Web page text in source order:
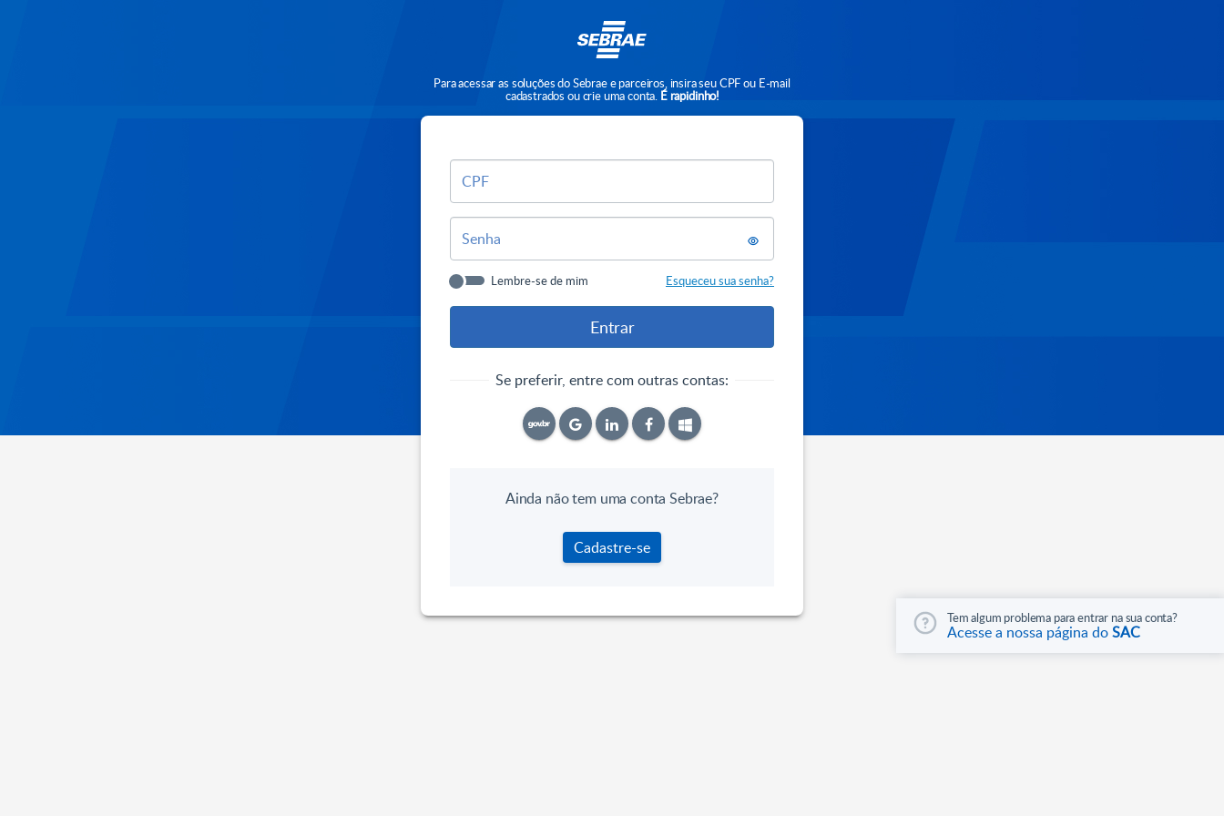
Para acessar as soluções do Sebrae e parceiros, insira seu CPF ou E-mail
cadastrados ou crie uma conta. É rapidinho!
CPF
Senha
Lembre-se de mim Esqueceu sua senha?
Se preferir, entre com outras contas:
Tem algum problema para entrar na sua conta?
Acesse a nossa página doSAC
Ainda não tem uma conta Sebrae?
Cadastre-se